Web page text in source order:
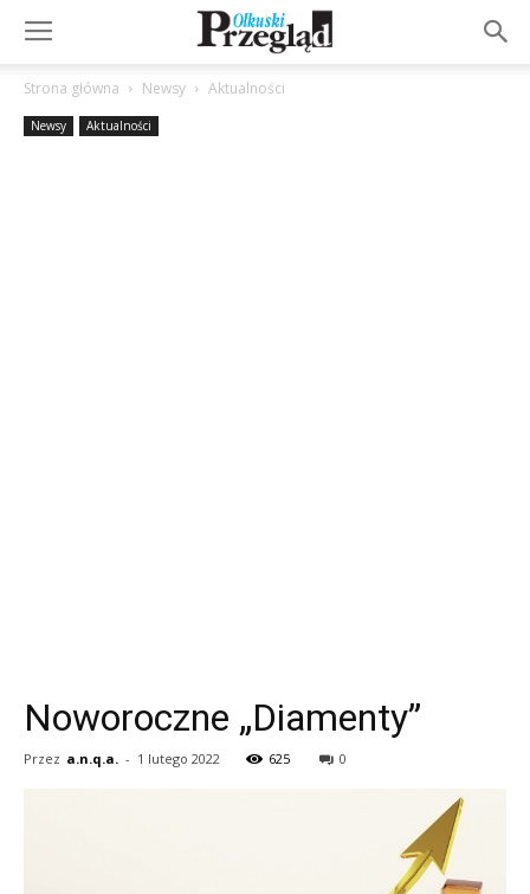
Strona główna Newsy Aktualności
Newsy Aktualności
Noworoczne „Diamenty”
Przez a.n.q.a. - 1 lutego 2022 625 0